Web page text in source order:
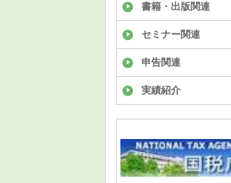
書籍・出版関連
セミナー関連
申告関連
実績紹介